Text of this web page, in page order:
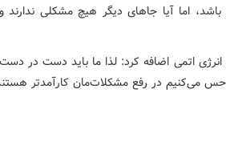
اما آیا جاهای دیگر هیچ مشکلی
اتمی اضافه کرد: لذا ما باید دست در
می‌کنیم در رفع مشکلات‌مان کارآمدتر هستند